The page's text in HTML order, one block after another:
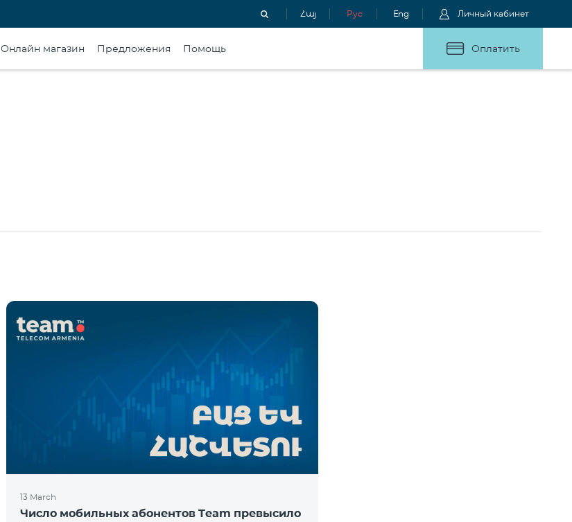
Հայ Рус Eng Личный кабинет
Онлайн магазин Предложения Помощь Оплатить
13 March
Число мобильных абонентов Team превысило